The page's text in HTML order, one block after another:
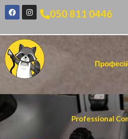
050 811 0446
Professional